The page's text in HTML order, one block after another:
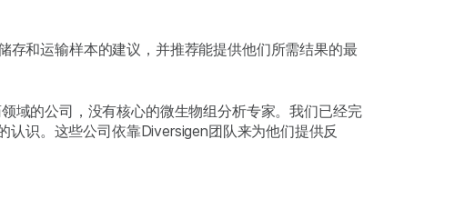
存和运输样本的建议，并推荐能提供他们所需结果的最
域的公司，没有核心的微生物组分析专家。我们已经完
识。这些公司依靠Diversigen团队来为他们提供反